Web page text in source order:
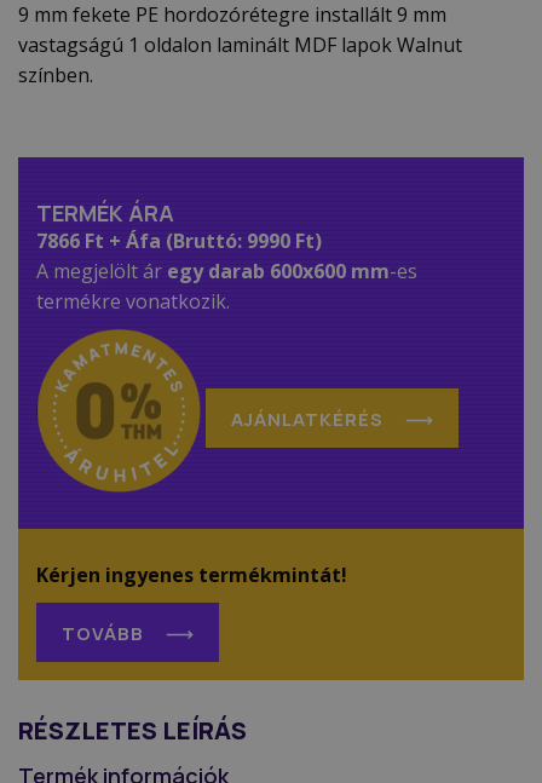
9 mm fekete PE hordozórétegre installált 9 mm
vastagságú 1 oldalon laminált MDF lapok Walnut
színben.
TERMÉK ÁRA
7866 Ft + Áfa (Bruttó: 9990 Ft)
A megjelölt ár egy darab 600x600 mm-es
termékre vonatkozik.
AJÁNLATKÉRÉS
Kérjen ingyenes termékmintát!
TOVÁBB
RÉSZLETES LEÍRÁS
Termék információk